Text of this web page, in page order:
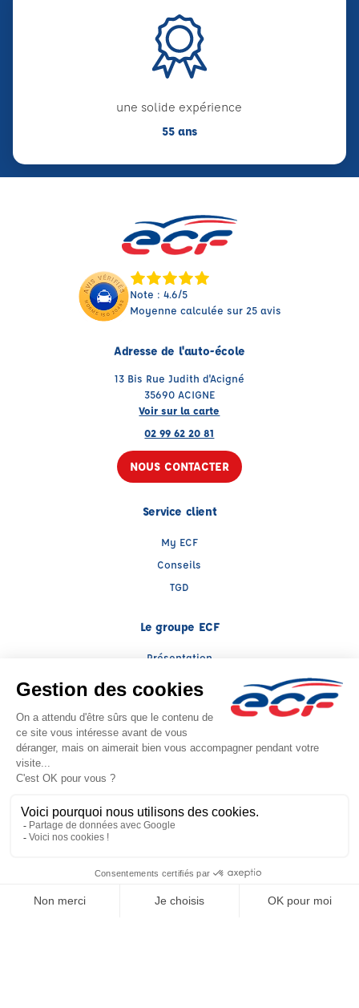
une solide expérience
55 ans
Note : 4.6/5
Moyenne calculée sur 25 avis
Adresse de l'auto-école
13 Bis Rue Judith d'Acigné
35690 ACIGNE
Voir sur la carte
02 99 62 20 81
NOUS CONTACTER
Service client
My ECF
Conseils
TGD
Le groupe ECF
Présentation
Trouver une agence
Presse
Actualités
Facebook (nouvelle fenêtre)
Instagram (nouvelle fenêtre)
Raison sociale : FRANCE MOTO ECOLE - Capital social: 80000€
Siège social : 5 Rue Francis Guérault , CHATEAUGIRON (35410) - Représentant
légal : Jerome BENUREAU